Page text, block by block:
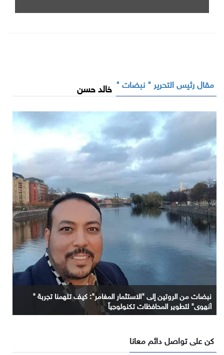
مقال رئيس التحرير " نبضات " خالد حسن
نبضات من الروتين إلى "الاستثمار المغامر": كيف تلهمنا تجربة "
آنهوي" لتطوير المحافظات تكنولوجياً
كن على تواصل دائم معانا